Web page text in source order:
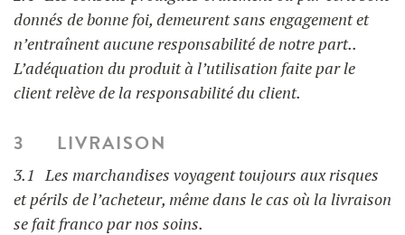
donnés de bonne foi, demeurent sans engagement et
n’entraînent aucune responsabilité de notre part..
L’adéquation du produit à l’utilisation faite par le
client relève de la responsabilité du client.
3 LIVRAISON
3.1 Les marchandises voyagent toujours aux risques
et périls de l’acheteur, même dans le cas où la livraison
se fait franco par nos soins.